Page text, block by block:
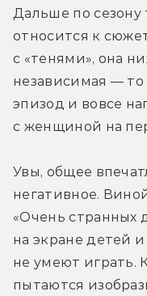
Дальше по сезону
относится к
с «тенями», она
независимая — то
эпизод и вовсе
с женщиной на
Увы, общее
негативное.
«Очень странных
на экране детей
не умеют играть.
пытаются